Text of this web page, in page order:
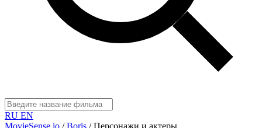
RU EN
MovieSense.io / Boris / Персонажи и актеры